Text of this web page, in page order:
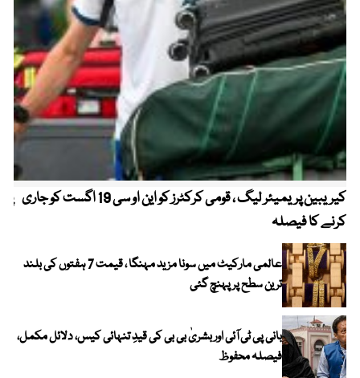
کیریبین پریمیئر لیگ ، قومی کرکٹرز کو این او سی 19 اگست کو جاری
کرنے کا فیصلہ
عالمی مارکیٹ میں سونا مزید مہنگا ، قیمت 7 ہفتوں کی بلند
ترین سطح پر پہنچ گئی
بانی پی ٹی آئی اور بشریٰ بی بی کی قیدِ تنہائی کیس، دلائل مکمل،
فیصلہ محفوظ